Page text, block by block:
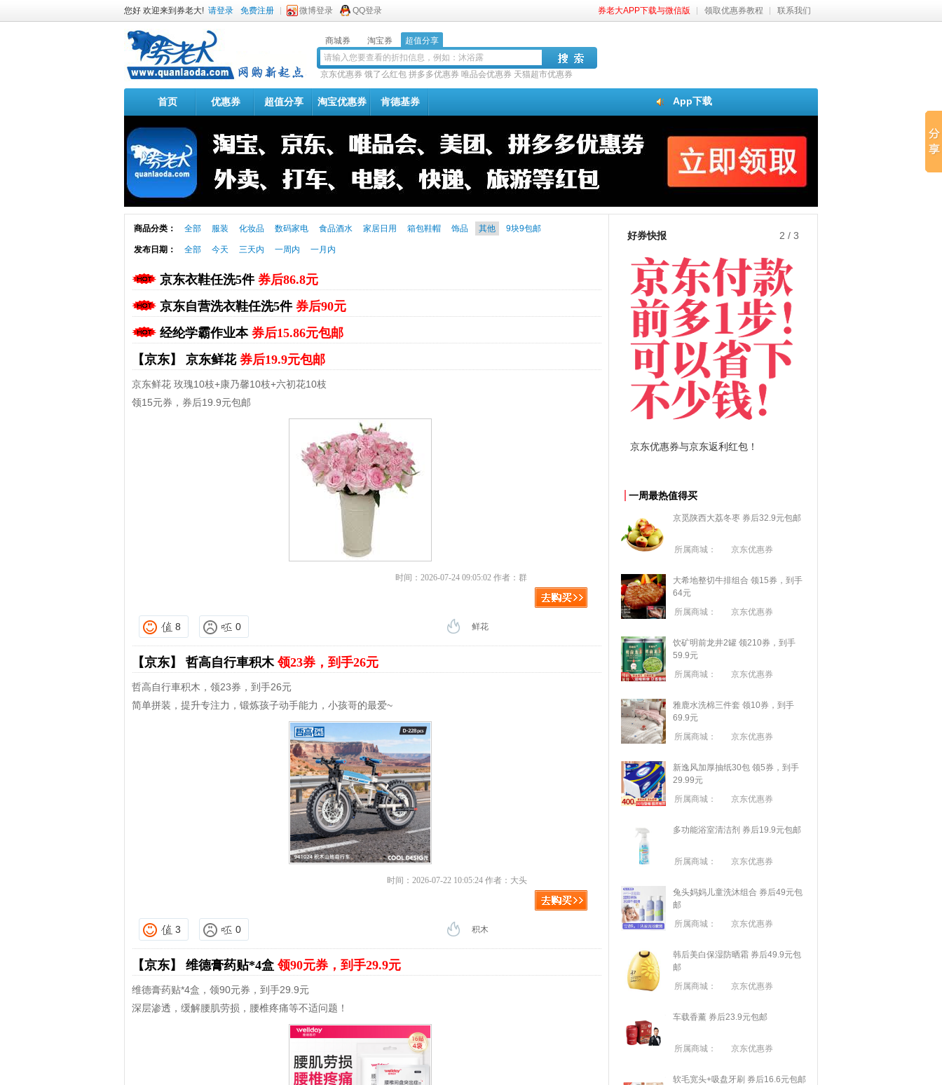
您好 欢迎来到券老大! 请登录 免费注册 微博登录 QQ登录 券老大APP下载与微信版 领取优惠券教程 联系我们
商城券 淘宝券 超值分享
京东优惠券 饿了么红包 拼多多优惠券 唯品会优惠券 天猫超市优惠券
App下载
首页 优惠券 超值分享 淘宝优惠券 肯德基券
商品分类： 全部 服装 化妆品 数码家电 食品酒水 家居日用 箱包鞋帽 饰品 其他 9块9包邮
发布日期： 全部 今天 三天内 一周内 一月内
京东衣鞋任洗5件 券后86.8元
京东自营洗衣鞋任洗5件 券后90元
经纶学霸作业本 券后15.86元包邮
【京东】 京东鲜花 券后19.9元包邮
京东鲜花 玫瑰10枝+康乃馨10枝+六初花10枝
领15元券，券后19.9元包邮
时间：2026-07-24 09:05:02 作者：群
8 0 鲜花
【京东】 哲高自行車积木领23券，到手26元
哲高自行車积木，领23券，到手26元
简单拼装，提升专注力，锻炼孩子动手能力，小孩哥的最爱~
时间：2026-07-22 10:05:24 作者：大头
3 0 积木
【京东】 维德膏药贴*4盒领90元券，到手29.9元
维德膏药贴*4盒，领90元券，到手29.9元
深层渗透，缓解腰肌劳损，腰椎疼痛等不适问题！
好券快报 3 / 3
淘宝优惠券+淘宝返利 拼多多优惠券+拼多多返利
一周最热值得买
京觅陕西大荔冬枣 券后32.9元包邮
所属商城： 京东优惠券
大希地整切牛排组合 领15券，到手
64元
所属商城：
京东优惠券
饮矿明前龙井2罐 领210券，到手
59.9元
所属商城：
京东优惠券
雅鹿水洗棉三件套 领10券，到手
69.9元
所属商城：
京东优惠券
新逸风加厚抽纸30包 领5券，到手
29.99元
所属商城：
京东优惠券
多功能浴室清洁剂 券后19.9元包邮
所属商城： 京东优惠券
兔头妈妈儿童洗沐组合 券后49元包
邮
所属商城：
京东优惠券
韩后美白保湿防晒霜 券后49.9元包
邮
所属商城：
京东优惠券
车载香薰 券后23.9元包邮
所属商城： 京东优惠券
软毛宽头+吸盘牙刷 券后16.6元包邮